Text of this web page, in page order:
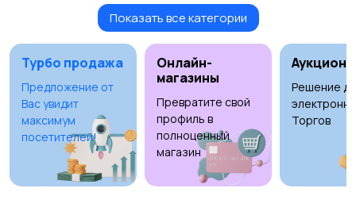
Бытовые услуги и
клининг
Высший менеджмент
Госслужба
Добыча сырья,
энергетика
Показать все категории
Турбо продажа
Предложение от
Вас увидит
максимум
посетителей!
Онлайн-
магазины
Превратите свой
профиль в
полноценный
магазин
Аукционы
Решение
Торгов